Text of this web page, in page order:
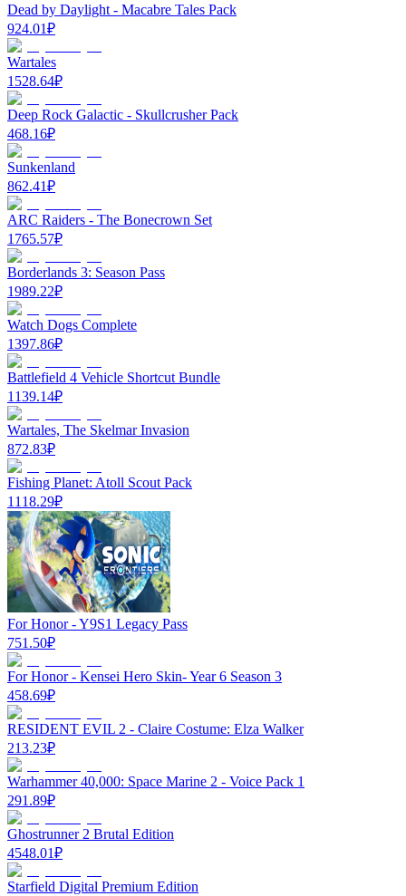
Dead by Daylight - Macabre Tales Pack
924.01₽
Wartales
1528.64₽
Deep Rock Galactic - Skullcrusher Pack
468.16₽
Sunkenland
862.41₽
ARC Raiders - The Bonecrown Set
1765.57₽
Borderlands 3: Season Pass
1989.22₽
Watch Dogs Complete
1397.86₽
Battlefield 4 Vehicle Shortcut Bundle
1139.14₽
Wartales, The Skelmar Invasion
872.83₽
Fishing Planet: Atoll Scout Pack
1118.29₽
For Honor - Y9S1 Legacy Pass
751.50₽
For Honor - Kensei Hero Skin- Year 6 Season 3
458.69₽
RESIDENT EVIL 2 - Claire Costume: Elza Walker
213.23₽
Warhammer 40,000: Space Marine 2 - Voice Pack 1
291.89₽
Ghostrunner 2 Brutal Edition
4548.01₽
Starfield Digital Premium Edition